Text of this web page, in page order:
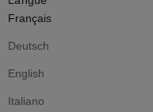
Français
Deutsch
English
Italiano